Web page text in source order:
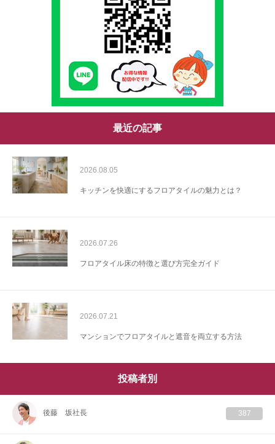
最近の記事
2026.08.05
キッチンを快適にするフロアタイルの魅力とは？
2026.07.26
フロアタイル床の特徴と選び方完全ガイド
2026.07.21
マンションでフロアタイルと遮音を両立する方法
投稿者別
後藤 坂社長 387